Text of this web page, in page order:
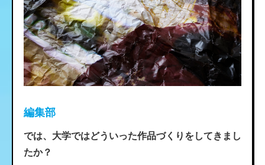
編集部
では、大学ではどういった作品づくりをしてきまし
たか？